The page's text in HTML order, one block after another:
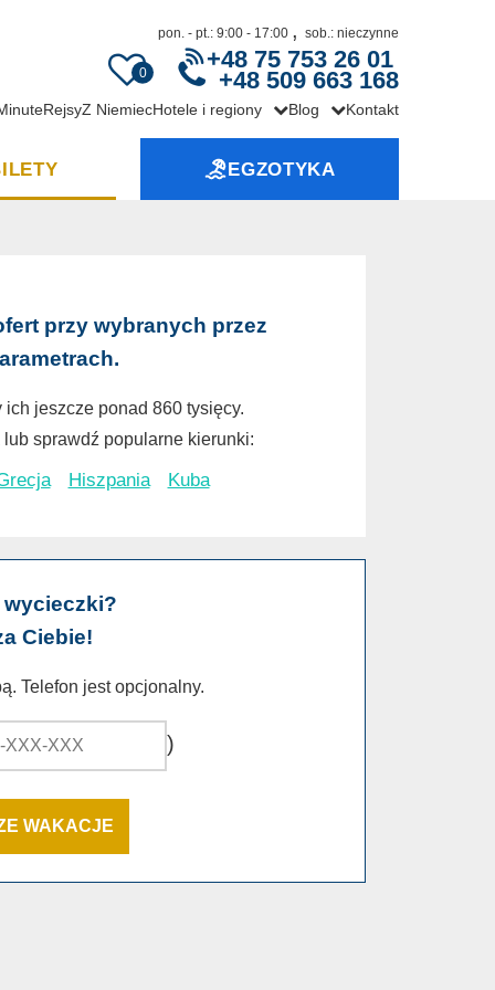
0
pon. - pt.: 9:00 - 17:00 , sob.: nieczynne
+48 75 753 26 01
+48 509 663 168
RejsyZ NiemiecHotele i regiony Blog Kontakt
EGZOTYKA
przy wybranych przez
jeszcze ponad 860 tysięcy.
sprawdź popularne kierunki:
Hiszpania Kuba
wycieczki?
Ciebie!
Telefon jest opcjonalny.
)
WAKACJE